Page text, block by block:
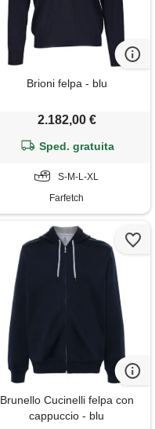
Brioni felpa - blu
2.182,00 €
Sped. gratuita
S-M-L-XL
Farfetch
Brunello Cucinelli felpa con
cappuccio - blu